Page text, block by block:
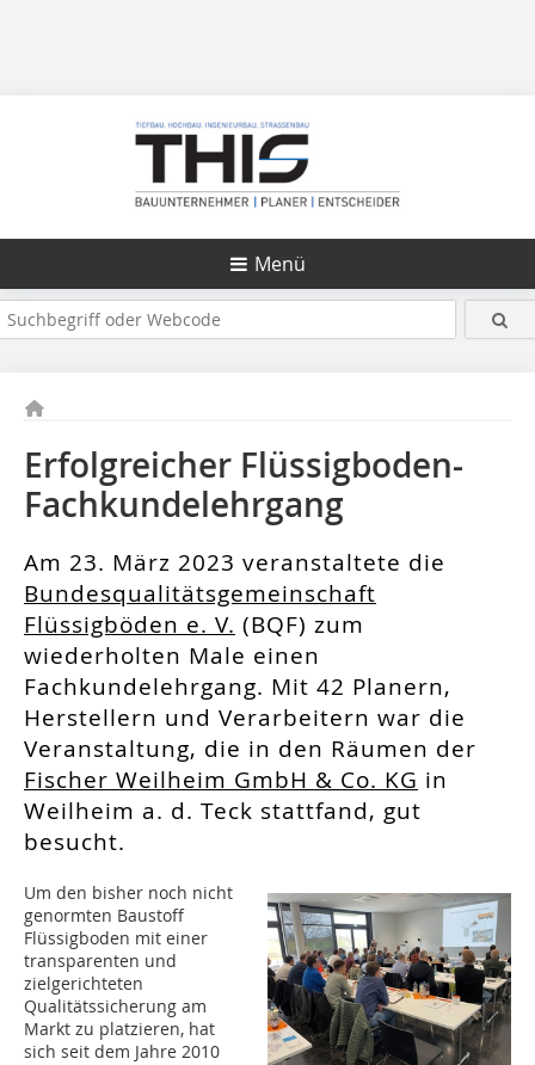
Menü
Erfolgreicher Flüssigboden-
Fachkundelehrgang
Am 23. März 2023 veranstaltete die
Bundesqualitätsgemeinschaft
Flüssigböden e. V. (BQF) zum
wiederholten Male einen
Fachkundelehrgang. Mit 42 Planern,
Herstellern und Verarbeitern war die
Veranstaltung, die in den Räumen der
Fischer Weilheim GmbH & Co. KG in
Weilheim a. d. Teck stattfand, gut
besucht.
Um den bisher noch nicht
genormten Baustoff
Flüssigboden mit einer
transparenten und
zielgerichteten
Qualitätssicherung am
Markt zu platzieren, hat
sich seit dem Jahre 2010